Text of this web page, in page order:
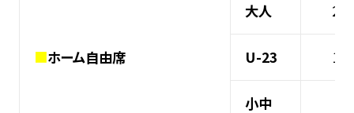
■ホーム自由席
大人
U-23
小中